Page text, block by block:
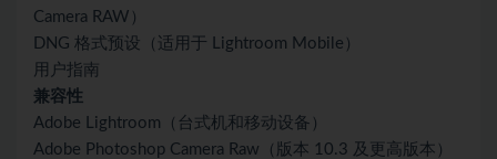
Camera RAW）
DNG 格式预设（适用于 Lightroom Mobile）
用户指南
兼容性
Adobe Lightroom（台式机和移动设备）
Adobe Photoshop Camera Raw（版本 10.3 及更高版本）